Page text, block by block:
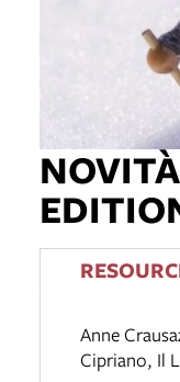
Anne
Cipriano, Il